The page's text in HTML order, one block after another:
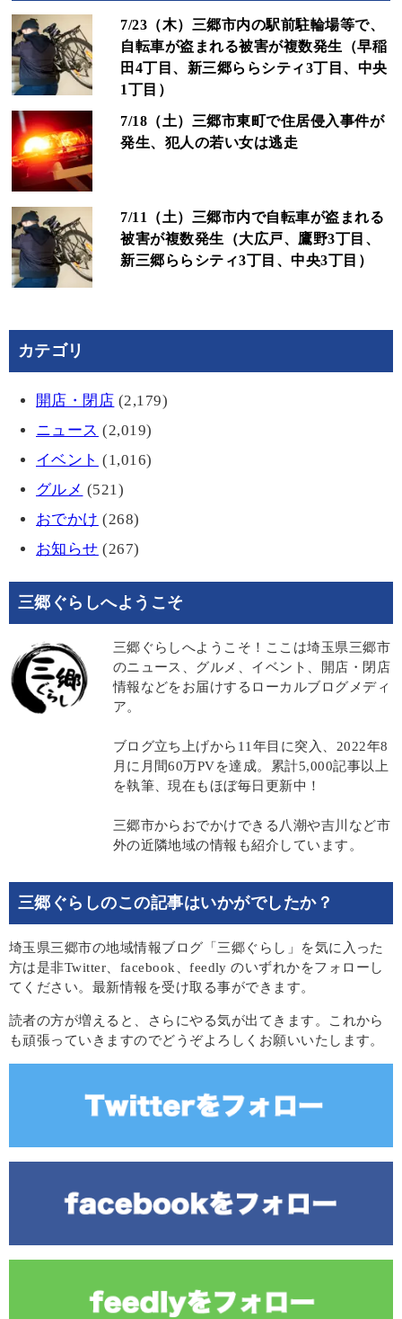
7/23（木）三郷市内の駅前駐輪場等で、
自転車が盗まれる被害が複数発生（早稲
田4丁目、新三郷ららシティ3丁目、中央
1丁目）
7/18（土）三郷市東町で住居侵入事件が
発生、犯人の若い女は逃走
7/11（土）三郷市内で自転車が盗まれる
被害が複数発生（大広戸、鷹野3丁目、
新三郷ららシティ3丁目、中央3丁目）
カテゴリ
開店・閉店 (2,179)
ニュース (2,019)
イベント (1,016)
グルメ (521)
おでかけ (268)
お知らせ (267)
三郷ぐらしへようこそ
三郷ぐらしへようこそ！ここは埼玉県三郷市
のニュース、グルメ、イベント、開店・閉店
情報などをお届けするローカルブログメディ
ア。
ブログ立ち上げから11年目に突入、2022年8
月に月間60万PVを達成。累計5,000記事以上
を執筆、現在もほぼ毎日更新中！
三郷市からおでかけできる八潮や吉川など市
外の近隣地域の情報も紹介しています。
三郷ぐらしのこの記事はいかがでしたか？
埼玉県三郷市の地域情報ブログ「三郷ぐらし」を気に入った
方は是非Twitter、facebook、feedly のいずれかをフォローし
てください。最新情報を受け取る事ができます。
読者の方が増えると、さらにやる気が出てきます。これから
も頑張っていきますのでどうぞよろしくお願いいたします。